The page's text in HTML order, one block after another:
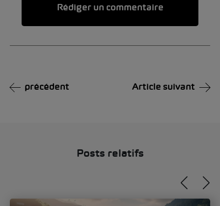
précédent Article suivant
Posts relatifs